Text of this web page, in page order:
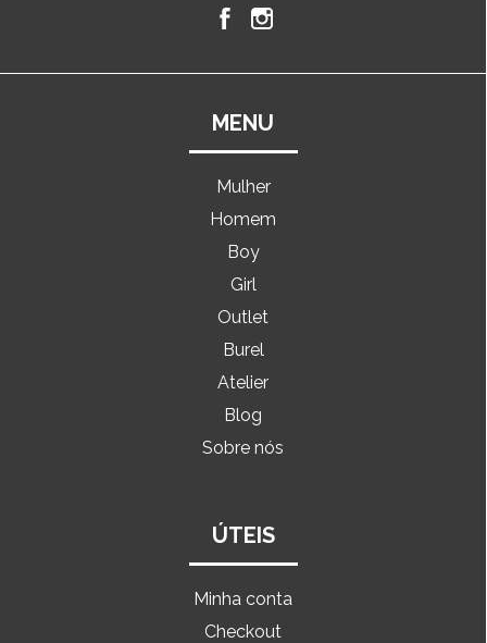
MENU
Mulher
Homem
Boy
Girl
Outlet
Burel
Atelier
Blog
Sobre nós
ÚTEIS
Minha conta
Checkout